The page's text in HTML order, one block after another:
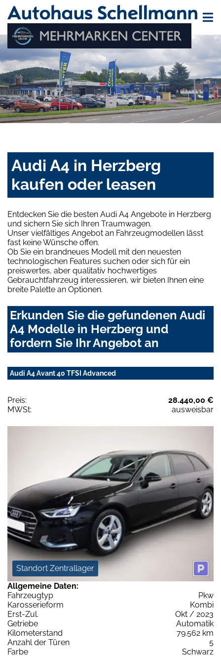
Audi A4 in Herzberg
kaufen oder leasen
Entdecken Sie die besten Audi A4 Angebote in Herzberg
und sichern Sie sich Ihren Traumwagen.
Unser vielfältiges Angebot an Fahrzeugmodellen lässt
fast keine Wünsche offen.
Ob Sie ein brandneues Modell mit den neuesten
technologischen Features suchen oder sich für ein
preiswertes, aber qualitativ hochwertiges
Gebrauchtfahrzeug interessieren, wir bieten Ihnen eine
breite Palette an Optionen.
Erkunden Sie die gefundenen Audi
A4 Modelle in Herzberg und
fordern Sie Ihr Angebot an
Audi A4 Avant 40 TFSI Advanced
Preis:
28.440,00 €
MWSt:
ausweisbar
Standort Zentrallager
Allgemeine Daten:
Fahrzeugtyp
Pkw
Karosserieform
Kombi
Erst-Zul.
Okt / 2023
Getriebe
Automatik
Kilometerstand
79.562 km
Anzahl der Türen
5
Farbe
Schwarz